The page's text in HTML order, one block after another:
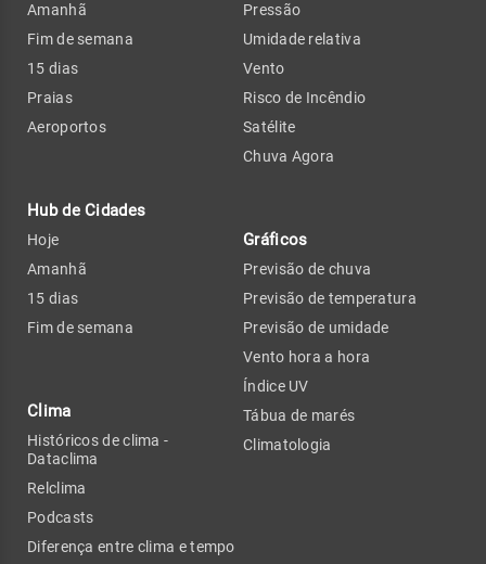
Amanhã
Fim de semana
15 dias
Praias
Aeroportos
Hub de Cidades
Hoje
Amanhã
15 dias
Fim de semana
Clima
Históricos de clima -
Dataclima
Relclima
Podcasts
Diferença entre clima e tempo
Pressão
Umidade relativa
Vento
Risco de Incêndio
Satélite
Chuva Agora
Gráficos
Previsão de chuva
Previsão de temperatura
Previsão de umidade
Vento hora a hora
Índice UV
Tábua de marés
Climatologia